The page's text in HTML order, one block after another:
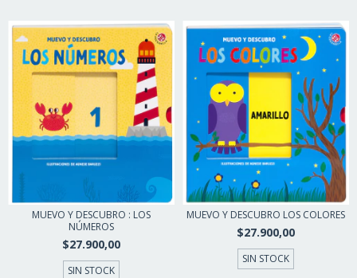
MUEVO Y DESCUBRO : LOS
NÚMEROS
$27.900,00
SIN STOCK
MUEVO Y DESCUBRO LOS COLORES
$27.900,00
SIN STOCK